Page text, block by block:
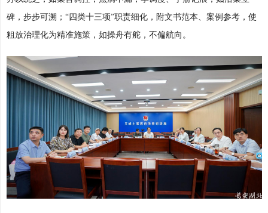
碑，步步可溯；“四类十三项”职责细化，附文书范本、案例参考，使
粗放治理化为精准施策，如操舟有舵，不偏航向。